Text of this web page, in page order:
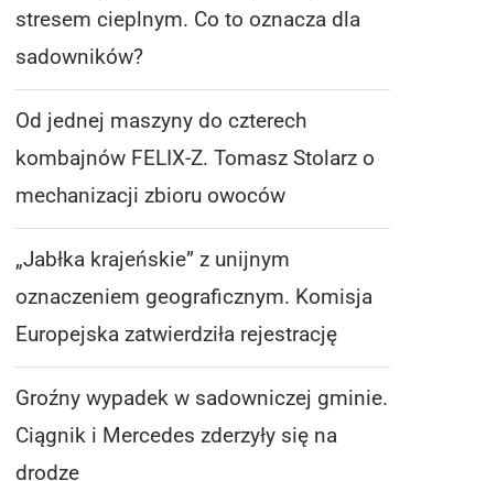
stresem cieplnym. Co to oznacza dla
sadowników?
Od jednej maszyny do czterech
kombajnów FELIX-Z. Tomasz Stolarz o
mechanizacji zbioru owoców
„Jabłka krajeńskie” z unijnym
oznaczeniem geograficznym. Komisja
Europejska zatwierdziła rejestrację
Groźny wypadek w sadowniczej gminie.
Ciągnik i Mercedes zderzyły się na
drodze